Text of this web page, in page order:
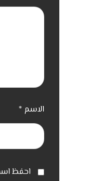
الاسم *
احفظ